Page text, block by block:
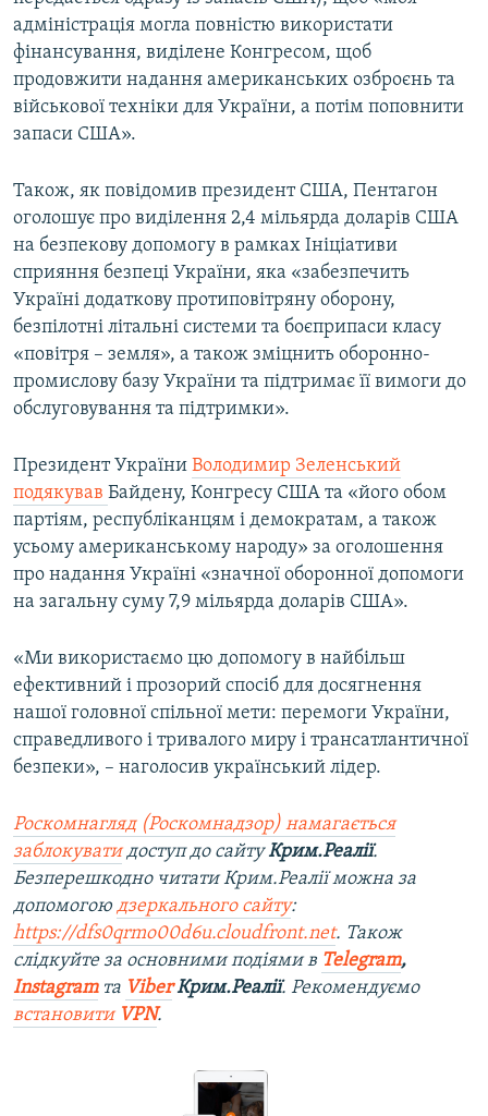
адміністрація могла повністю використати
фінансування, виділене Конгресом, щоб
продовжити надання американських озброєнь та
військової техніки для України, а потім поповнити
запаси США».
Також, як повідомив президент США, Пентагон
оголошує про виділення 2,4 мільярда доларів США
на безпекову допомогу в рамках Ініціативи
сприяння безпеці України, яка «забезпечить
Україні додаткову протиповітряну оборону,
безпілотні літальні системи та боєприпаси класу
«повітря – земля», а також зміцнить оборонно-
промислову базу України та підтримає її вимоги до
обслуговування та підтримки».
Президент України Володимир Зеленський
подякував Байдену, Конгресу США та «його обом
партіям, республіканцям і демократам, а також
усьому американському народу» за оголошення
про надання Україні «значної оборонної допомоги
на загальну суму 7,9 мільярда доларів США».
«Ми використаємо цю допомогу в найбільш
ефективний і прозорий спосіб для досягнення
нашої головної спільної мети: перемоги України,
справедливого і тривалого миру і трансатлантичної
безпеки», – наголосив український лідер.
Роскомнагляд (Роскомнадзор) намагається
заблокуватидоступ до сайтуКрим.Реалії.
Безперешкодно читати Крим.Реалії можна за
допомогою дзеркального сайту:
https://dfs0qrmo00d6u.cloudfront.net. Також
слідкуйте за основними подіями в Telegram,
Instagramта ViberКрим.Реалії. Рекомендуємо
встановити VPN.